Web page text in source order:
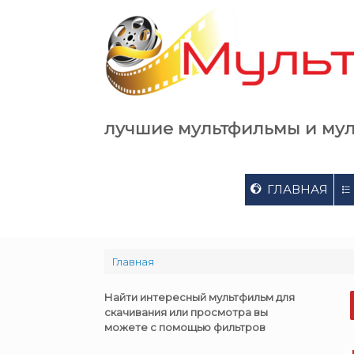
лучшие мультфильмы и
ГЛАВНАЯ
Главная
Найти интересный мультфильм для
скачивания или просмотра вы
можете с помощью фильтров